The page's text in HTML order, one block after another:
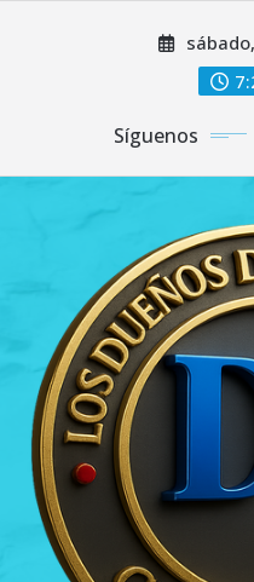
Síguenos